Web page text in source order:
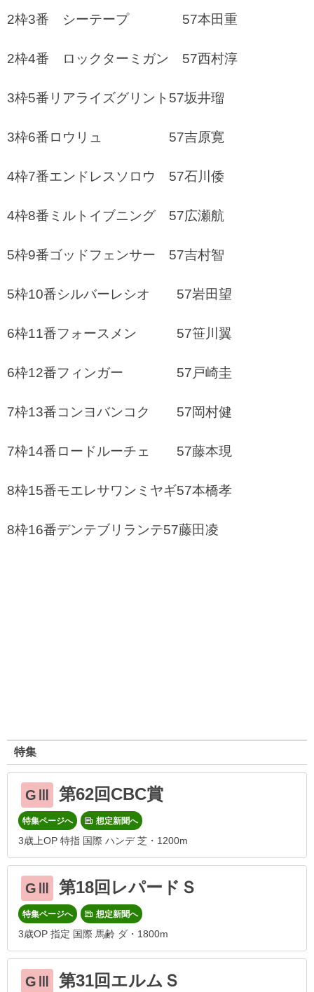
2枠3番 シーテープ 57本田重
2枠4番 ロックターミガン 57西村淳
3枠5番リアライズグリント57坂井瑠
3枠6番ロウリュ 57吉原寛
4枠7番エンドレスソロウ 57石川倭
4枠8番ミルトイブニング 57広瀬航
5枠9番ゴッドフェンサー 57吉村智
5枠10番シルバーレシオ 57岩田望
6枠11番フォースメン 57笹川翼
6枠12番フィンガー 57戸崎圭
7枠13番コンヨバンコク 57岡村健
7枠14番ロードルーチェ 57藤本現
8枠15番モエレサワンミヤギ57本橋孝
8枠16番デンテブリランテ57藤田凌
特集
GⅢ 第62回CBC賞
特集ページへ 想定新聞へ
3歳上OP 特指 国際 ハンデ 芝・1200m
GⅢ 第18回レパードＳ
特集ページへ 想定新聞へ
3歳OP 指定 国際 馬齢 ダ・1800m
GⅢ 第31回エルムＳ